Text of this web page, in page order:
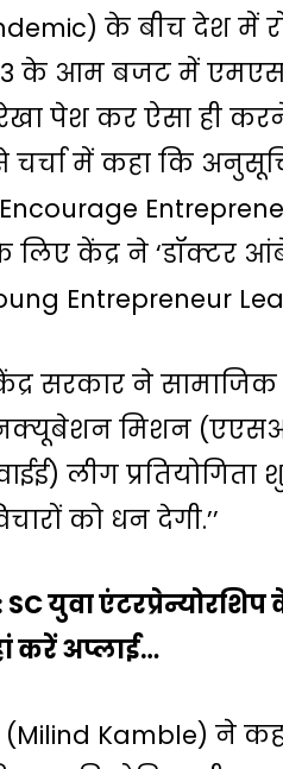
के बीच देश में
के आम बजट में
पेश कर ऐसा ही
चर्चा में कहा कि
केंद्र ने ‘डॉक्टर
Entrepreneur
सरकार ने
मिशन
लीग
को धन देगी.’’
SC युवा
करें अप्‍लाई…
Kamble) ने